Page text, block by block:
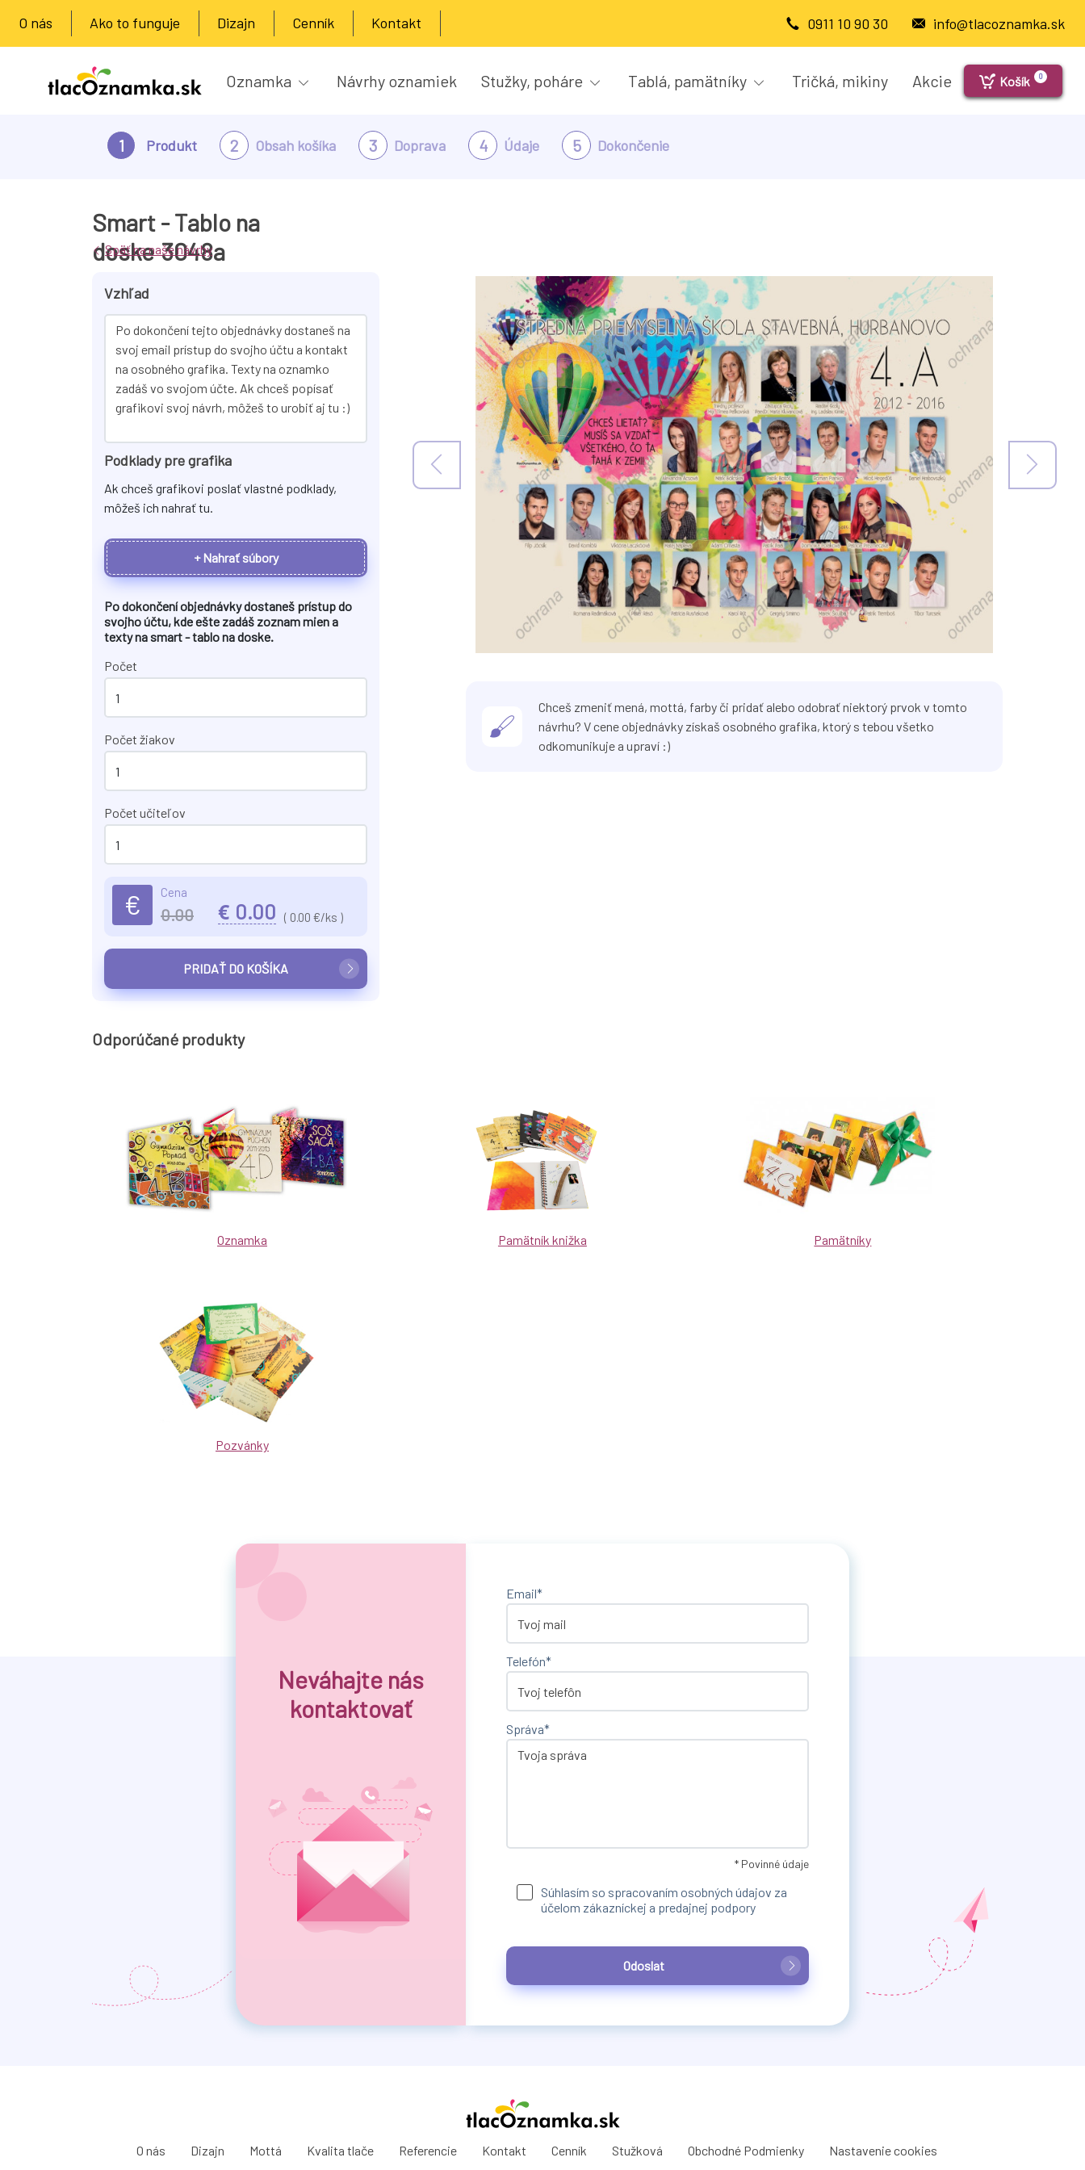
O nás Ako to funguje Dizajn Cenník Kontakt 0911 10 90 30 info@tlacoznamka.sk
Oznamka Návrhy oznamiek Stužky, poháre Tablá, pamätníky Tričká, mikiny Akcie Košík 0
1 Produkt 2 Obsah košíka 3 Doprava 4 Údaje 5 Dokončenie
Smart - Tablo na
doske 3048a
Späť na naše návrhy
Vzhľad
Podklady pre grafika
Ak chceš grafikovi poslať vlastné podklady,
môžeš ich nahrať tu.
+ Nahrať súbory
Po dokončení objednávky dostaneš prístup do
svojho účtu, kde ešte zadáš zoznam mien a
texty nasmart - tablo na doske.
Počet
Počet žiakov
Počet učiteľov
€ Cena
0.00 € 0.00 ( 0.00 €/ks )
PRIDAŤ DO KOŠÍKA
Chceš zmeniť mená, mottá, farby či pridať alebo odobrať niektorý prvok v tomto
návrhu? V cene objednávky získaš osobného grafika, ktorý s tebou všetko
odkomunikuje a upraví :)
Odporúčané produkty
Oznamka Pamätník knižka Pamätníky
Pozvánky
Neváhajte nás
kontaktovať
Email*
Telefón*
Správa*
* Povinné údaje
Súhlasím so spracovaním osobných údajov za
účelom zákazníckej a predajnej podpory
Odoslat
O nás Dizajn Mottá Kvalita tlače Referencie Kontakt Cenník Stužková Obchodné Podmienky Nastavenie cookies